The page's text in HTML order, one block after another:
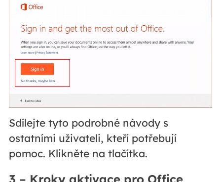
Sdílejte tyto podrobné návody s
ostatními uživateli, kteří potřebují
pomoc. Klikněte na tlačítka.